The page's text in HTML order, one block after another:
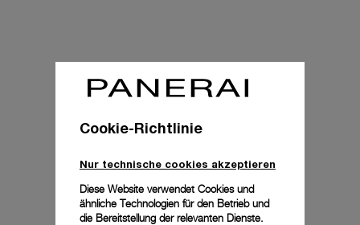
Uns kontaktieren
Cookie-Richtlinie
Nur technische cookies akzeptieren
Diese Website verwendet Cookies und
ähnliche Technologien für den Betrieb und
die Bereitstellung der relevanten Dienste.